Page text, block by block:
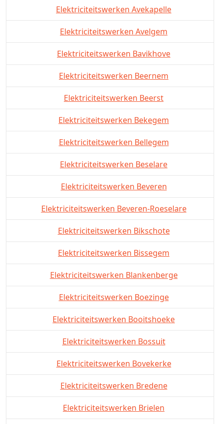
Elektriciteitswerken Avekapelle
Elektriciteitswerken Avelgem
Elektriciteitswerken Bavikhove
Elektriciteitswerken Beernem
Elektriciteitswerken Beerst
Elektriciteitswerken Bekegem
Elektriciteitswerken Bellegem
Elektriciteitswerken Beselare
Elektriciteitswerken Beveren
Elektriciteitswerken Beveren-Roeselare
Elektriciteitswerken Bikschote
Elektriciteitswerken Bissegem
Elektriciteitswerken Blankenberge
Elektriciteitswerken Boezinge
Elektriciteitswerken Booitshoeke
Elektriciteitswerken Bossuit
Elektriciteitswerken Bovekerke
Elektriciteitswerken Bredene
Elektriciteitswerken Brielen